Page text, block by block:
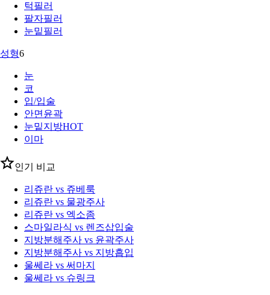
턱필러
팔자필러
눈밑필러
성형6
눈
코
입/입술
안면윤곽
눈밑지방HOT
이마
인기 비교
리쥬란 vs 쥬베룩
리쥬란 vs 물광주사
리쥬란 vs 엑소좀
스마일라식 vs 렌즈삽입술
지방분해주사 vs 윤곽주사
지방분해주사 vs 지방흡입
울쎄라 vs 써마지
울쎄라 vs 슈링크